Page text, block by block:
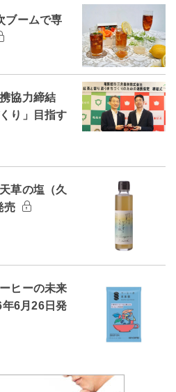
ームで専
携協力締結
り」目指す
草の塩（久
売
ヒーの未来
6月26日発